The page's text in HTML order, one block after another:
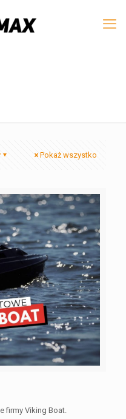
Pokaż wszystko
firmy Viking Boat.